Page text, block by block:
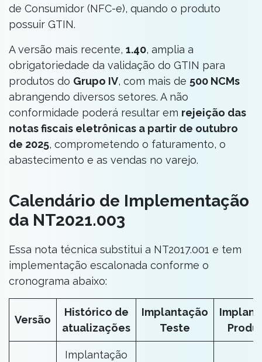
de Consumidor (NFC-e), quando o produto
possuir GTIN.
A versão mais recente, 1.40, amplia a
obrigatoriedade da validação do GTIN para
produtos do Grupo IV, com mais de 500 NCMs
abrangendo diversos setores. A não
conformidade poderá resultar em rejeição das
notas fiscais eletrônicas a partir de outubro
de 2025, comprometendo o faturamento, o
abastecimento e as vendas no varejo.
Calendário de Implementação
da NT2021.003
Essa nota técnica substitui a NT2017.001 e tem
implementação escalonada conforme o
cronograma abaixo:
Versão
Histórico de
atualizações
Implantação
Teste
Implantação